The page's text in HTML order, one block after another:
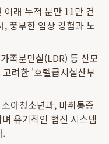
이래 누적 분만 11만 건
풍부한 임상 경험과 노
족분만실(LDR) 등 산모
려한 '호텔급시설산부
아청소년과, 마취통증
유기적인 협진 시스템
.